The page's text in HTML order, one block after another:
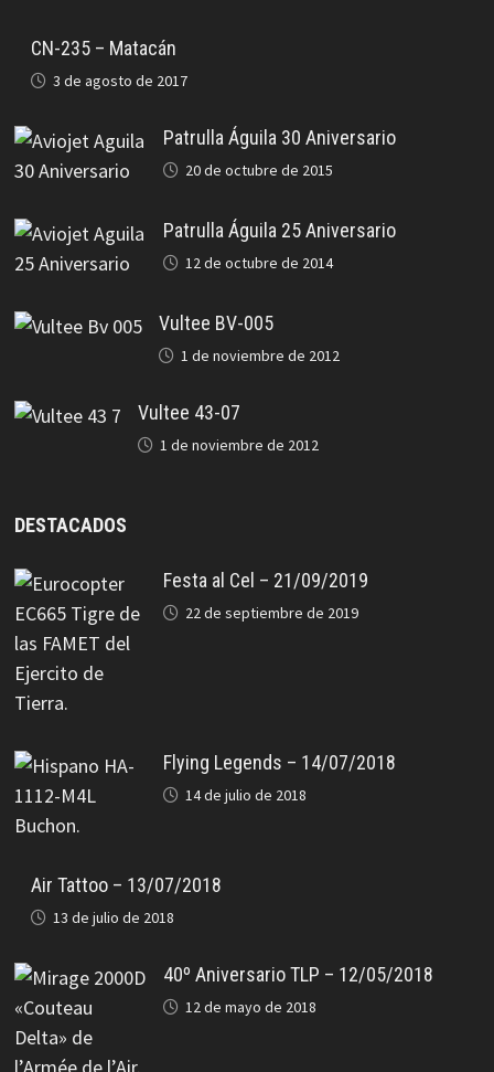
CN-235 – Matacán
3 de agosto de 2017
Patrulla Águila 30 Aniversario
20 de octubre de 2015
Patrulla Águila 25 Aniversario
12 de octubre de 2014
Vultee BV-005
1 de noviembre de 2012
Vultee 43-07
1 de noviembre de 2012
DESTACADOS
Festa al Cel – 21/09/2019
22 de septiembre de 2019
Flying Legends – 14/07/2018
14 de julio de 2018
Air Tattoo – 13/07/2018
13 de julio de 2018
40º Aniversario TLP – 12/05/2018
12 de mayo de 2018